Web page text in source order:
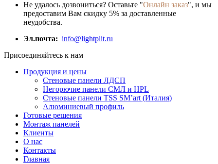
Не удалось дозвониться? Оставьте "Онлайн заказ", и мы
предоставим Вам скидку 5% за доставленные
неудобства.
Эл.почта: info@lightplit.ru
Присоединяйтесь к нам
Продукция и цены
Стеновые панели ЛДСП
Негорючие панели СМЛ и HPL
Стеновые панели TSS SM’art (Италия)
Алюминиевый профиль
Готовые решения
Монтаж панелей
Клиенты
О нас
Контакты
Главная